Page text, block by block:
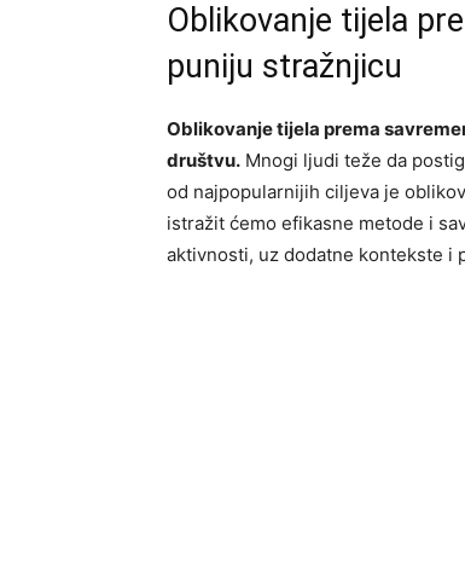
Oblikovanje tijela
puniju stražnjicu
Oblikovanje tijela prema
društvu. Mnogi ljudi teže da
od najpopularnijih ciljeva je
istražit ćemo efikasne metode i
aktivnosti, uz dodatne kontekste i